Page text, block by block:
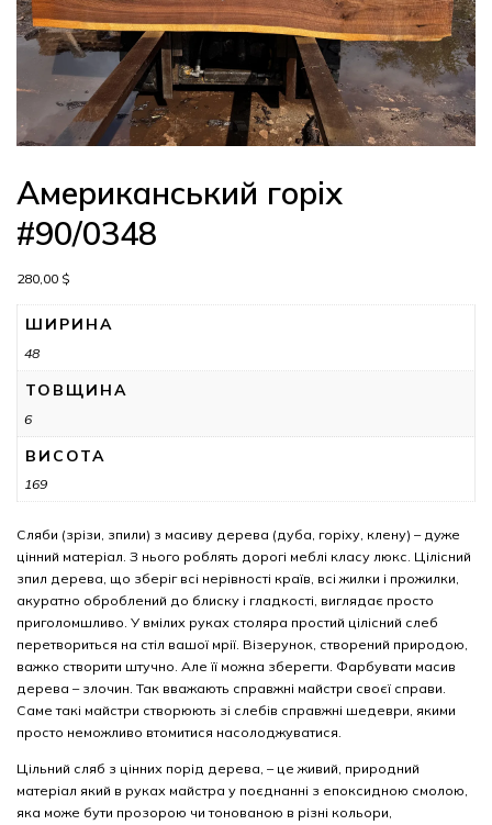
Американський горіх
#90/0348
280,00 $
ШИРИНА
48
ТОВЩИНА
6
ВИСОТА
169
Сляби (зрізи, зпили) з масиву дерева (дуба, горіху, клену) – дуже
цінний матеріал. З нього роблять дорогі меблі класу люкс. Цілісний
зпил дерева, що зберіг всі нерівності країв, всі жилки і прожилки,
акуратно оброблений до блиску і гладкості, виглядає просто
приголомшливо. У вмілих руках столяра простий цілісний слеб
перетвориться на стіл вашої мрії. Візерунок, створений природою,
важко створити штучно. Але її можна зберегти. Фарбувати масив
дерева – злочин. Так вважають справжні майстри своєї справи.
Саме такі майстри створюють зі слебів справжні шедеври, якими
просто неможливо втомитися насолоджуватися.
Цільний сляб з цінних порід дерева, – це живий, природний
матеріал який в руках майстра у поєднанні з епоксидною смолою,
яка може бути прозорою чи тонованою в різні кольори,